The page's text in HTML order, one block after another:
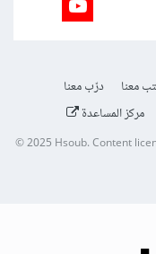
معنا
درّب معنا
مركز المساعدة
© 2025Hsoub.Content